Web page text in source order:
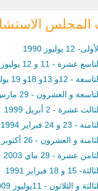
الاستشاري
يوليوز 1990
- 11 و 12 يوليوز 2003
18و 19 يوليوز 1994
و العشرون - 29 مارس 2008
عشرة - 2 أبريل 1999
24 فبراير 1994
و العشرون - 26 أكتوبر 2007
عشرة - 29 ماي 2003
فبراير 1991
و الثلاثون - 11يوليوز 2009